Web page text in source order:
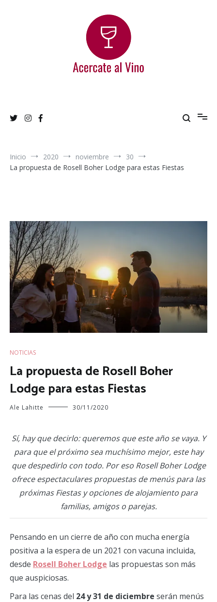
Inicio 2020 noviembre
30
La propuesta de Rosell Boher Lodge para estas Fiestas
NOTICIAS
La propuesta de Rosell Boher
Lodge para estas Fiestas
Ale Lahitte 30/11/2020
Sí, hay que decirlo: queremos que este año se vaya. Y
para que el próximo sea muchísimo mejor, este hay
que despedirlo con todo. Por eso Rosell Boher Lodge
ofrece espectaculares propuestas de menús para las
próximas Fiestas y opciones de alojamiento para
familias, amigos o parejas.
Pensando en un cierre de año con mucha energía
positiva a la espera de un 2021 con vacuna incluida,
desde Rosell Boher Lodge las propuestas son más
que auspiciosas.
Para las cenas del 24 y 31 de diciembre serán menús